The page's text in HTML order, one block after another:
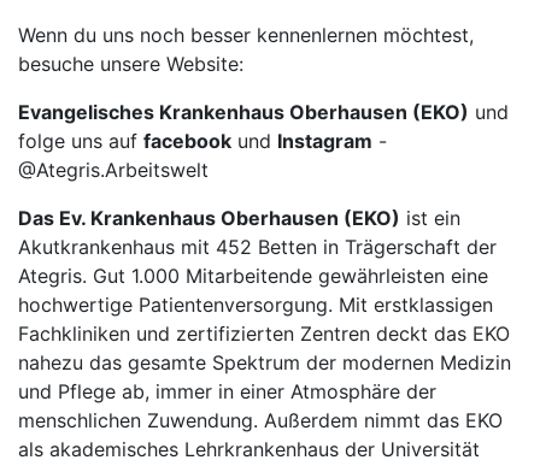
Wenn du uns noch besser kennenlernen möchtest,
besuche unsere Website:
Evangelisches Krankenhaus Oberhausen (EKO) und
folge uns auf facebook und Instagram -
@Ategris.Arbeitswelt
Das Ev. Krankenhaus Oberhausen (EKO) ist ein
Akutkrankenhaus mit 452 Betten in Trägerschaft der
Ategris. Gut 1.000 Mitarbeitende gewährleisten eine
hochwertige Patientenversorgung. Mit erstklassigen
Fachkliniken und zertifizierten Zentren deckt das EKO
nahezu das gesamte Spektrum der modernen Medizin
und Pflege ab, immer in einer Atmosphäre der
menschlichen Zuwendung. Außerdem nimmt das EKO
als akademisches Lehrkrankenhaus der Universität